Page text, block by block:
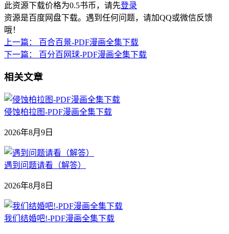
此资源下载价格为0.5书币，请先登录
资源是百度网盘下载。遇到任何问题，请加QQ或微信反馈
哦！
上一篇：
百合百景-PDF漫画全集下载
下一篇：
百分百网球-PDF漫画全集下载
相关文章
侵蚀柏拉图-PDF漫画全集下载
2026年8月9日
遇到问题请看（解答）
2026年8月8日
我们结婚吧!-PDF漫画全集下载